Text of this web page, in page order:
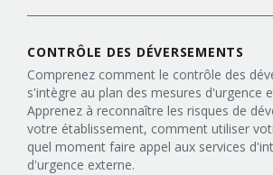
CONTRÔLE DES DÉVERSEMENTS
Comprenez comment le contrôle des
s'intègre au plan des mesures d'urgence
Apprenez à reconnaître les risques de
votre établissement, comment utiliser
quel moment faire appel aux services
d'urgence externe.